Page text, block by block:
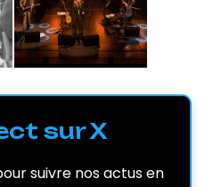
sur X
suivre nos actus en